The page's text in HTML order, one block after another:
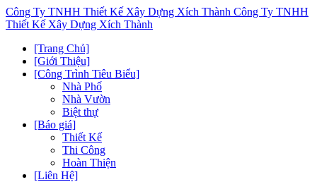
Công Ty TNHH Thiết Kế Xây Dựng Xích Thành Công Ty TNHH
Thiết Kế Xây Dựng Xích Thành
[Trang Chủ]
[Giới Thiệu]
[Công Trình Tiêu Biểu]
Nhà Phố
Nhà Vườn
Biệt thự
[Báo giá]
Thiết Kế
Thi Công
Hoàn Thiện
[Liên Hệ]